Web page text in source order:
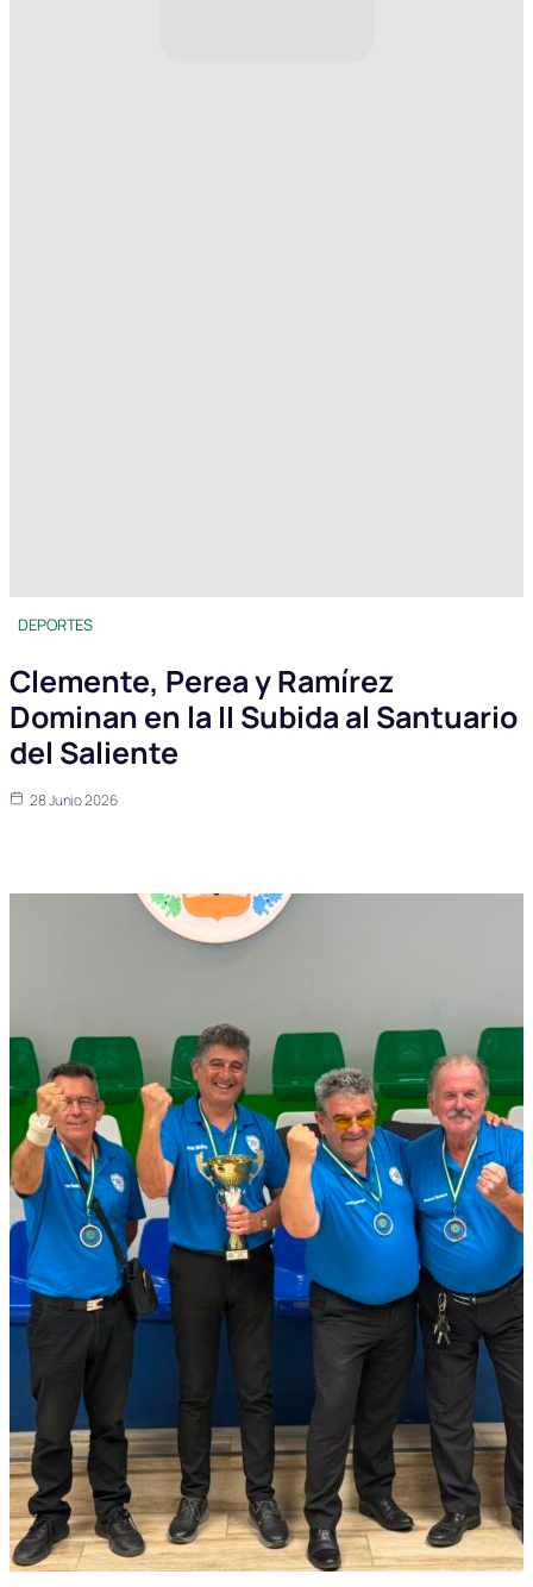
DEPORTES
Clemente, Perea y Ramírez
Dominan en la II Subida al Santuario
del Saliente
28 Junio 2026